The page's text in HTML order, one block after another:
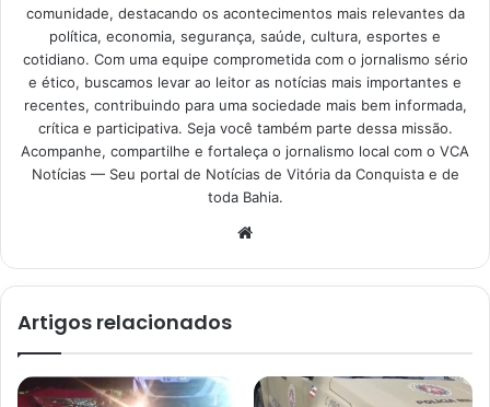
comunidade, destacando os acontecimentos mais relevantes da
política, economia, segurança, saúde, cultura, esportes e
cotidiano. Com uma equipe comprometida com o jornalismo sério
e ético, buscamos levar ao leitor as notícias mais importantes e
recentes, contribuindo para uma sociedade mais bem informada,
crítica e participativa. Seja você também parte dessa missão.
Acompanhe, compartilhe e fortaleça o jornalismo local com o VCA
Notícias — Seu portal de Notícias de Vitória da Conquista e de
toda Bahia.
Artigos relacionados